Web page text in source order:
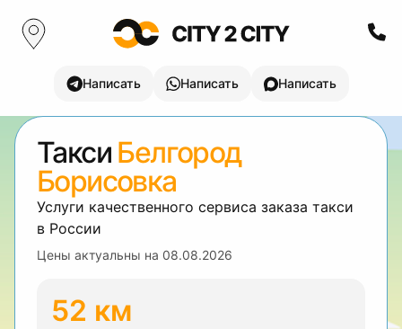
Написать Написать Написать
Такси Белгород
Борисовка
Услуги качественного сервиса заказа такси
в России
Цены актуальны на 08.08.2026
52 км